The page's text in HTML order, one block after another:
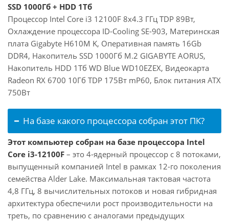
SSD 1000Гб + HDD 1Тб
Процессор Intel Core i3 12100F 8x4.3 ГГц TDP 89Вт,
Охлаждение процессора ID-Cooling SE-903, Материнская
плата Gigabyte H610M K, Оперативная память 16Gb
DDR4, Накопитель SSD 1000Гб M.2 GIGABYTE AORUS,
Накопитель HDD 1Тб WD Blue WD10EZEX, Видеокарта
Radeon RX 6700 10Гб TDP 175Вт mP60, Блок питания ATX
750Вт
На базе какого процессора собран этот ПК?
Этот компьютер собран на базе процессора Intel
Core i3-12100F – это 4-ядерный процессор с 8 потоками,
выпущенный компанией Intel в рамках 12-го поколения
семейства Alder Lake. Максимальная тактовая частота
4,8 ГГц, 8 вычислительных потоков и новая гибридная
архитектура обеспечили рост производительности на
треть, по сравнению с аналогами предыдущих